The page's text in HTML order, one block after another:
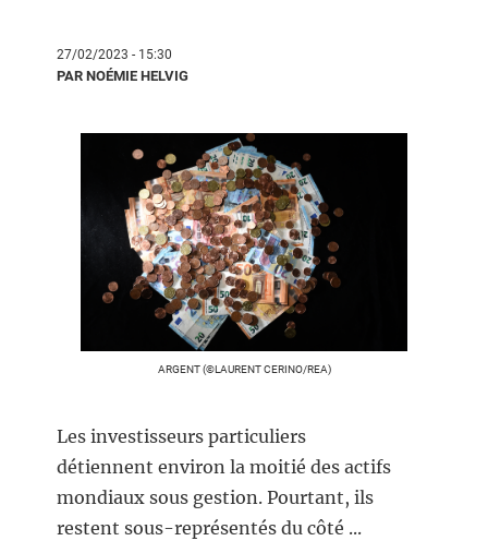
27/02/2023 - 15:30
PAR NOÉMIE HELVIG
ARGENT (©LAURENT CERINO/REA)
Les investisseurs particuliers
détiennent environ la moitié des actifs
mondiaux sous gestion. Pourtant, ils
restent sous-représentés du côté ...